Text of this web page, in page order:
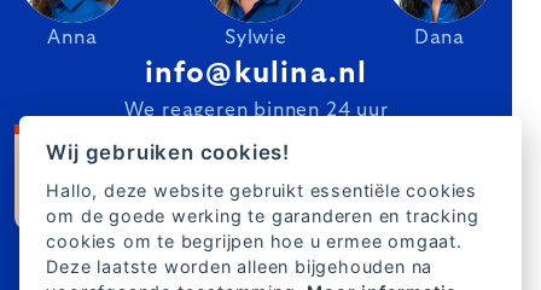
Anna Sylwie Dana
info@kulina.nl
We reageren binnen 24 uur
Wij gebruiken cookies!
Hallo, deze website gebruikt essentiële cookies
om de goede werking te garanderen en tracking
cookies om te begrijpen hoe u ermee omgaat.
Deze laatste worden alleen bijgehouden na